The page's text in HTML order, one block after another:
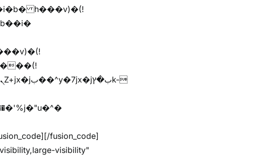
visibility"